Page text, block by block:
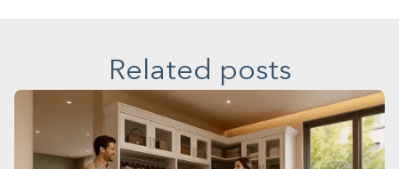
Related posts